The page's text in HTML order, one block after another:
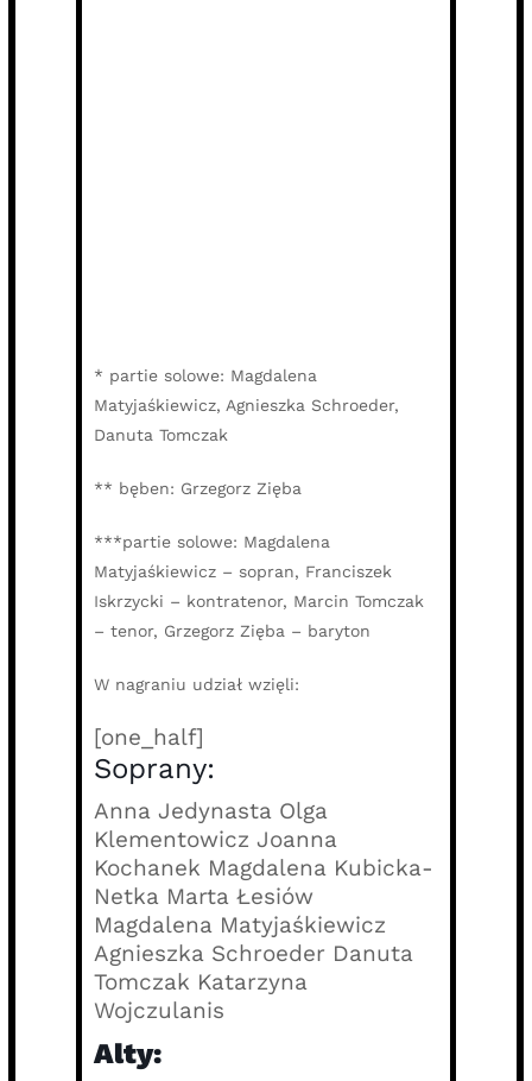
* partie solowe: Magdalena
Matyjaśkiewicz, Agnieszka Schroeder,
Danuta Tomczak
** bęben: Grzegorz Zięba
***partie solowe: Magdalena
Matyjaśkiewicz – sopran, Franciszek
Iskrzycki – kontratenor, Marcin Tomczak
– tenor, Grzegorz Zięba – baryton
W nagraniu udział wzięli:
[one_half]
Soprany:
Anna Jedynasta Olga
Klementowicz Joanna
Kochanek Magdalena Kubicka-
Netka Marta Łesiów
Magdalena Matyjaśkiewicz
Agnieszka Schroeder Danuta
Tomczak Katarzyna
Wojczulanis
Alty: